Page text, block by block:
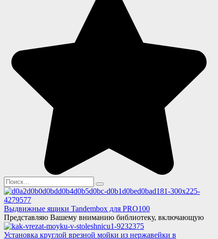
Search
for:
Выдвижные ящики Tandembox для PRO100
Представляю Вашему вниманию библиотеку, включающую
Установка круглой врезной мойки из нержавейки в